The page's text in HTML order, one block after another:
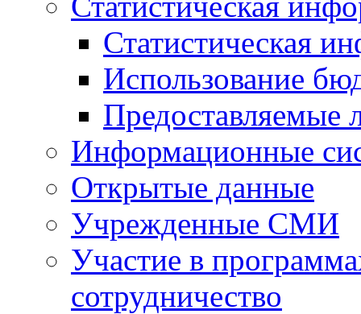
Статистическая
Использование
Предоставляемые
Информационные
Открытые данные
Учрежденные СМИ
Участие в
сотрудничество